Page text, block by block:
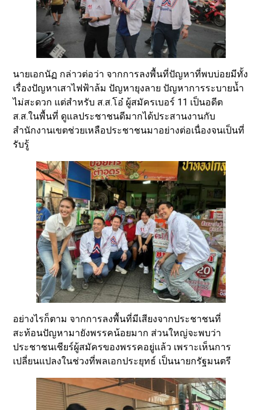
นายเอกนัฏ กล่าวต่อว่า จากการลงพื้นที่ปัญหาที่พบบ่อยมีทั้ง
เรื่องปัญหาเสาไฟฟ้าล้ม ปัญหายุงลาย ปัญหาการระบายน้ำ
ไม่สะดวก แต่สำหรับ ส.ส.โอ๋ ผู้สมัครเบอร์ 11 เป็นอดีต
ส.ส.ในพื้นที่ ดูแลประชาชนดีมากได้ประสานงานกับ
สำนักงานเขตช่วยเหลือประชาชนมาอย่างต่อเนื่องจนเป็นที่
รับรู้
อย่างไรก็ตาม จากการลงพื้นที่มีเสียงจากประชาชนที่
สะท้อนปัญหามายังพรรคน้อยมาก ส่วนใหญ่จะพบว่า
ประชาชนเชียร์ผู้สมัครของพรรคอยู่แล้ว เพราะเห็นการ
เปลี่ยนแปลงในช่วงที่พลเอกประยุทธ์ เป็นนายกรัฐมนตรี